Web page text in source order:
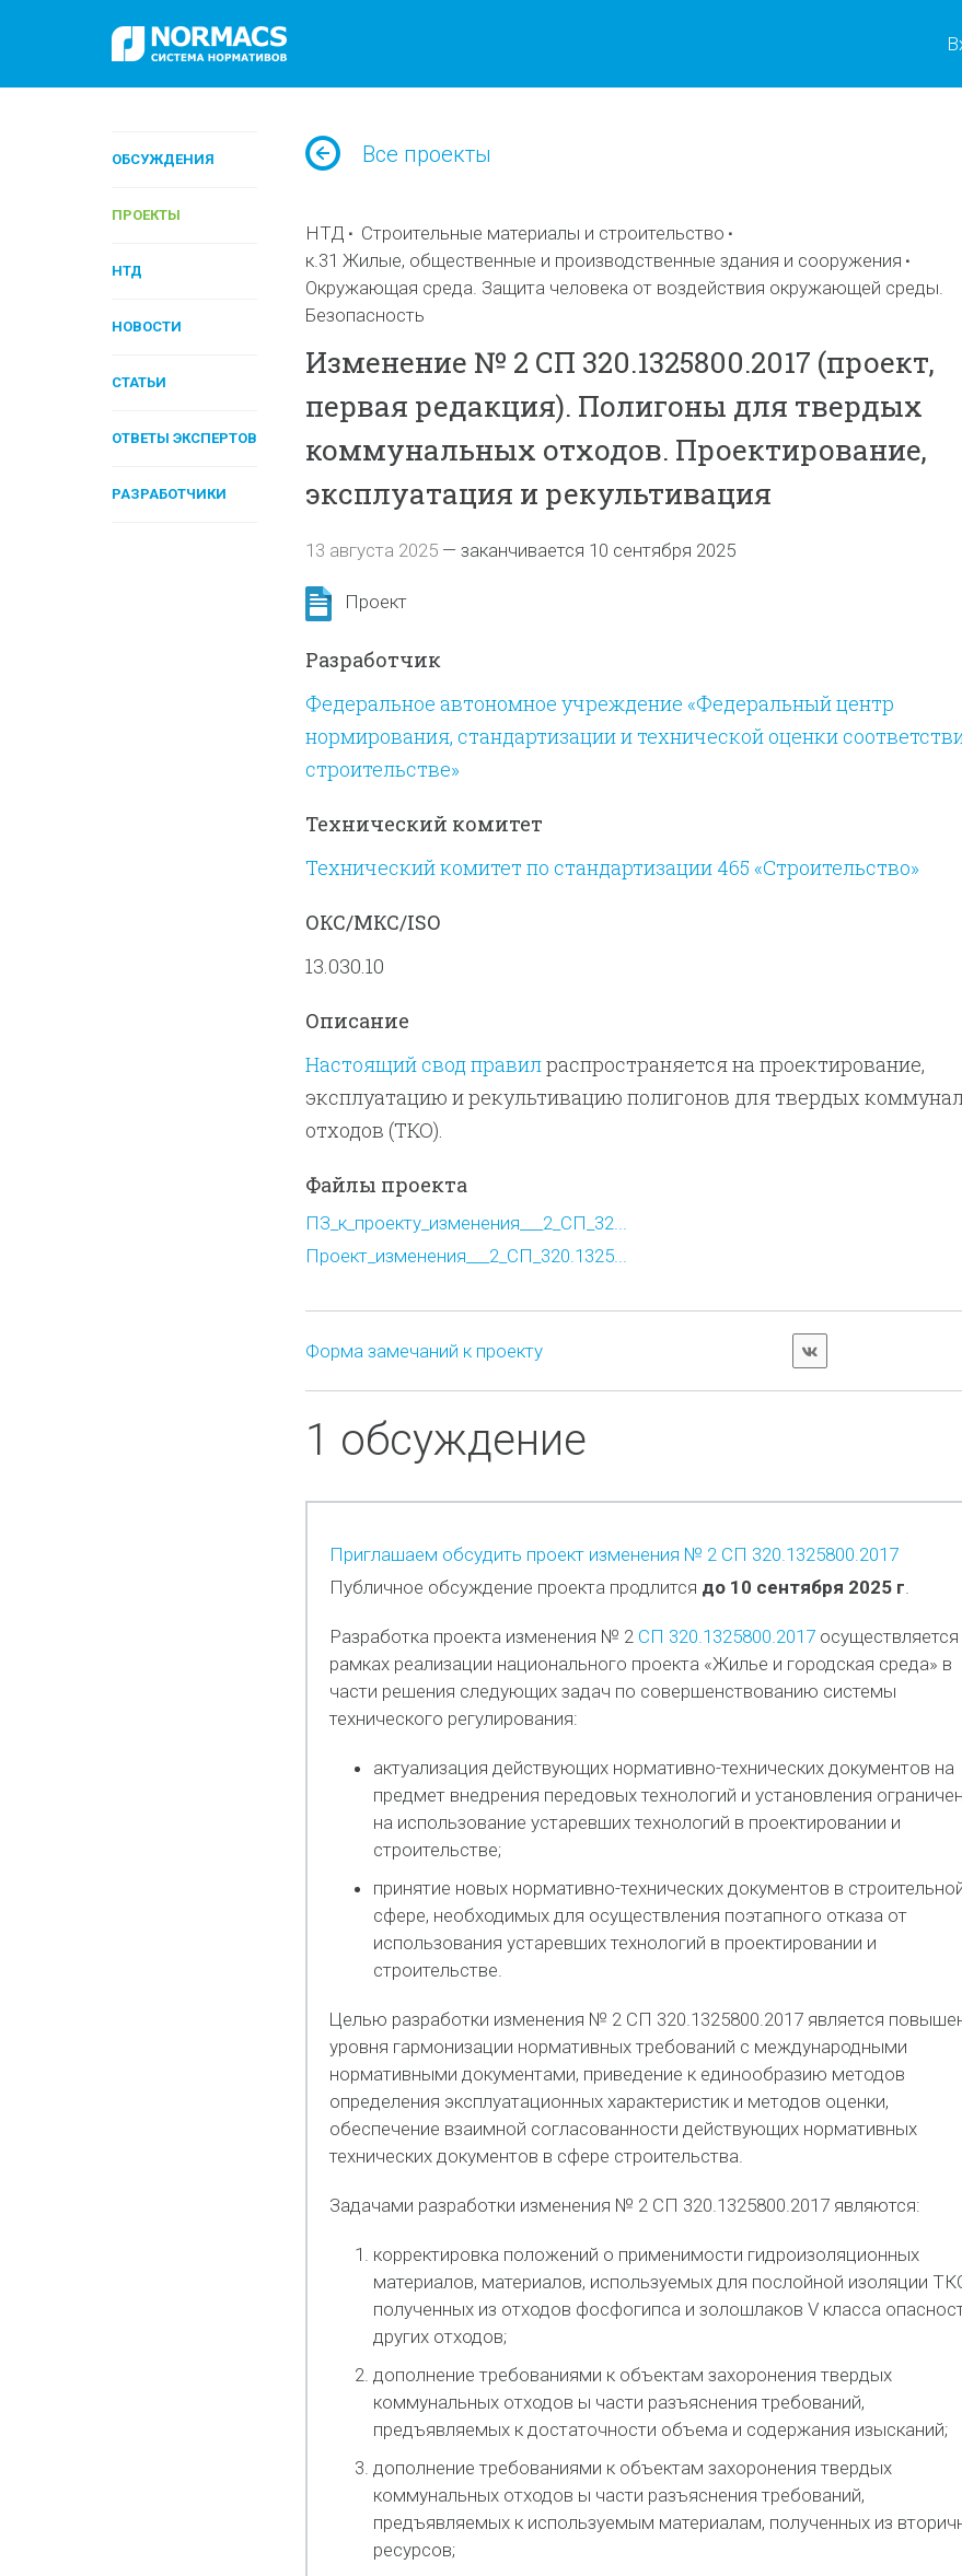
ОБСУЖДЕНИЯ
ПРОЕКТЫ
НТД
НОВОСТИ
СТАТЬИ
ОТВЕТЫ ЭКСПЕРТОВ
РАЗРАБОТЧИКИ
Все проекты
НТД
Строительные материалы и строительство
к.31 Жилые, общественные и производственные здания и сооружения
Окружающая среда. Защита человека от воздействия окружающей среды.
Безопасность
Изменение № 2 СП 320.1325800.2017 (проект,
первая редакция). Полигоны для твердых
коммунальных отходов. Проектирование‚
эксплуатация и рекультивация
13 августа 2025— заканчивается 10 сентября 2025
Проект
Разработчик
Федеральное автономное учреждение «Федеральный центр
нормирования, стандартизации и технической оценки
строительстве»
Технический комитет
Технический комитет по стандартизации 465 «Строительство»
ОКС/МКС/ISO
13.030.10
Описание
Настоящий свод правилраспространяется на проектирование,
эксплуатацию и рекультивацию полигонов для твердых
отходов (ТКО).
Файлы проекта
ПЗ_к_проекту_изменения___2_СП_32...
Проект_изменения___2_СП_320.1325...
Форма замечаний к проекту
1 обсуждение
Приглашаем обсудить проект изменения № 2 СП 320.1325800.2017
Публичное обсуждение проекта продлится до 10 сентября 2025 г.
Разработка проекта изменения № 2 СП 320.1325800.2017осуществляется
рамках реализации национального проекта «Жилье и городская среда» в
части решения следующих задач по совершенствованию системы
технического регулирования:
актуализация действующих нормативно-технических документов на
предмет внедрения передовых технологий и установления
на использование устаревших технологий в проектировании и
строительстве;
принятие новых нормативно-технических документов в
сфере, необходимых для осуществления поэтапного отказа от
использования устаревших технологий в проектировании и
строительстве.
Целью разработки изменения № 2 СП 320.1325800.2017 является
уровня гармонизации нормативных требований с международными
нормативными документами, приведение к единообразию методов
определения эксплуатационных характеристик и методов оценки,
обеспечение взаимной согласованности действующих нормативных
технических документов в сфере строительства.
Задачами разработки изменения № 2 СП 320.1325800.2017 являются:
корректировка положений о применимости гидроизоляционных
материалов, материалов, используемых для послойной изоляции
полученных из отходов фосфогипса и золошлаков V класса
других отходов;
дополнение требованиями к объектам захоронения твердых
коммунальных отходов ы части разъяснения требований,
предъявляемых к достаточности объема и содержания изысканий;
дополнение требованиями к объектам захоронения твердых
коммунальных отходов ы части разъяснения требований,
предъявляемых к используемым материалам, полученных из
ресурсов;